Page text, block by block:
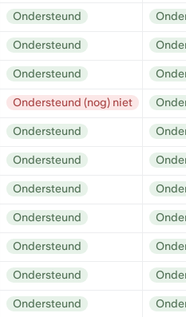
Ondersteund
Ondersteund
Ondersteund
Ondersteund (nog) niet
Ondersteund
Ondersteund
Ondersteund
Ondersteund
Ondersteund
Ondersteund
Ondersteund